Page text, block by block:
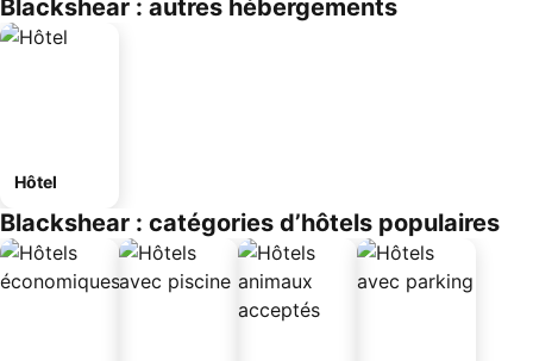
Blackshear : autres hébergements
Hôtel
Blackshear : catégories d’hôtels populaires